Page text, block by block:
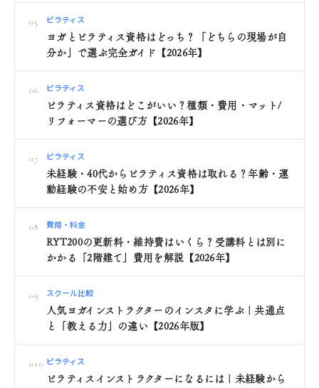
05 ピラティス
ヨガとピラティス資格はどっち？「どちらの現場が自
分か」で選ぶ完全ガイド【2026年】
06 ピラティス
ピラティス資格はどこがいい？種類・費用・マット/
リフォーマーの選び方【2026年】
07 ピラティス
未経験・40代からピラティス資格は取れる？年齢・運
動経験の不安と始め方【2026年】
08 費用・料金
RYT200の更新料・維持費はいくら？受講料とは別に
かかる「2階建て」費用を解説【2026年】
09 スクール比較
人気ヨガインストラクターのインスタに学ぶ｜共通点
と「教える力」の違い【2026年版】
010 ピラティス
ピラティスインストラクターになるには｜未経験から